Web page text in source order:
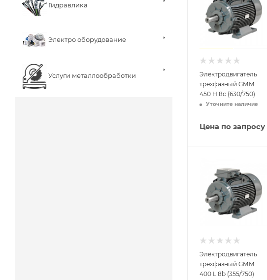
Гидравлика
Электро оборудование
Услуги металлообработки
Электродвигатель
трехфазный GMM
450 H 8c (630/750)
Уточните наличие
Цена по запросу
Электродвигатель
трехфазный GMM
400 L 8b (355/750)